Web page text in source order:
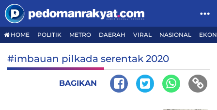
HOME POLITIK METRO DAERAH VIRAL NASIONAL
#imbauan pilkada serentak 2020
BAGIKAN